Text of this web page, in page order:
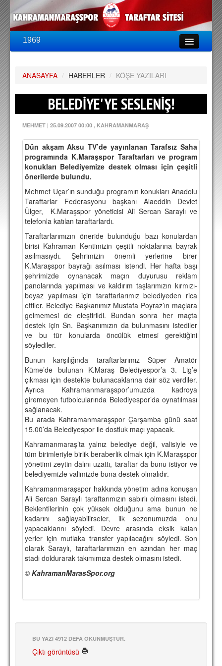
1969
PUAN DURUMU
FİKSTÜR
KADRO
A TAKIM KADROSU
TEKNİK KADRO
TRANSFERLER
TARAFTAR
BİLETLER
DEPLASMAN
LİSANSLI ÜRÜNLER
MULTİMEDYA
FOTOĞRAF & VİDEOLAR
MARŞ & TEZAHÜRATLAR
KULÜP
AMBLEM
SPOR TESİSLERİ
YÖNETİM KURULU
PERSONEL
SPONSORLAR
TARİHİ BAŞARILAR
BASINDAN
KUPA MAÇLARI
ESKi BAŞKANLAR
ESKİ HOCALAR
HAKKIMIZDA
MİSYON
REKLAM YAYINI
ANASAYFA / HABERLER / KÖŞE YAZILARI
BELEDİYE'YE SESLENİŞ!
MEHMET | 25.09.2007 00:00 , KAHRAMANMARAŞ
Dün akşam Aksu TV’de yayınlanan Tarafsız Saha
programında K.Maraşspor Taraftarları ve program
konukları Belediyemize destek olması için çeşitli
önerilerde bulundu.
Mehmet Uçar’ın sunduğu programın konukları Anadolu
Taraftarlar Federasyonu başkanı Alaeddin Devlet
Ülger,
K.Maraşspor yöneticisi Ali Sercan Saraylı ve
telefonla katılan taraftarlardı.
Taraftarlarımızın öneride bulunduğu bazı konulardan
birisi Kahraman Kentimizin çeşitli noktalarına bayrak
asılmasıydı. Şehrimizin önemli yerlerine birer
K.Maraşspor bayrağı asılması istendi. Her hafta başı
şehrimizde oynanacak maçın duyurusu reklam
panolarında yapılması ve kaldırım taşlarımızın kırmızı-
beyaz yapılması için taraftarlarımız belediyeden rica
ettiler. Belediye Başkanımız Mustafa Poyraz’ın maçlara
gelmemesi de eleştirildi. Bundan sonra her maçta
destek için Sn. Başkanımızın da bulunmasını istediler
ve bu tür konularda öncülük etmesi gerektiğini
söylediler.
Bunun karşılığında taraftarlarımız Süper Amatör
Küme’de bulunan K.Maraş Belediyespor’a 3. Lig’e
çıkması için destekte bulunacaklarına dair söz verdiler.
Ayrıca Kahramanmaraşspor’umuzda kadroya
giremeyen futbolcularında Belediyespor’da oynatılması
sağlanacak.
Bu arada Kahramanmaraşspor Çarşamba günü saat
15.00’da Belediyespor ile dostluk maçı yapacak.
Kahramanmaraş’ta yalnız belediye değil, valisiyle ve
tüm birimleriyle birlik beraberlik olmak için K.Maraşspor
yönetimi zeytin dalını uzattı, taraftar da bunu istiyor ve
belediyemizle valimizde buna destek olmalıdır.
Kahramanmaraşspor hakkında yönetim adına konuşan
Ali Sercan Saraylı taraftarımızın sabırlı olmasını istedi.
Beklentilerinin çok yüksek olduğunu ama bunun ne
kadarını sağlayabilirseler, ilk sezonumuzda onu
yapacaklarını söyledi. Devre arasında eksik kalan
yerler için mutlaka transfer yapılacağını söyledi. Son
olarak Saraylı, taraftarlarımızın en azından her maç
stadı doldurarak takımımıza destek olmasını istedi.
© KahramanMarasSpor.org
BU YAZI 4912 DEFA OKUNMUŞTUR.
Çıktı görüntüsü